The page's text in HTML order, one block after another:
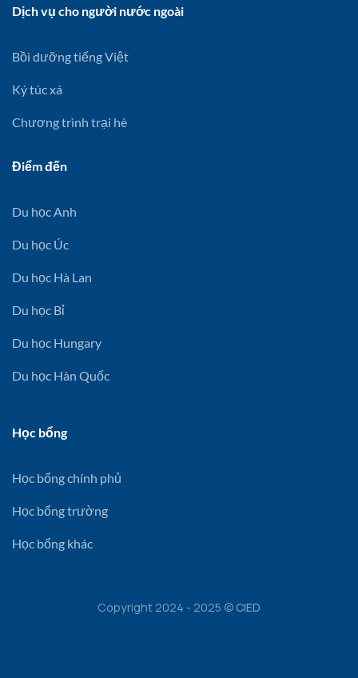
Dịch vụ cho người nước ngoài
Bồi dưỡng tiếng Việt
Ký túc xá
Chương trình trại hè
Điểm đến
Du học Anh
Du học Úc
Du học Hà Lan
Du học Bỉ
Du học Hungary
Du học Hàn Quốc
Học bổng
Học bổng chính phủ
Học bổng trường
Học bổng khác
Copyright 2024 - 2025 ©CIED